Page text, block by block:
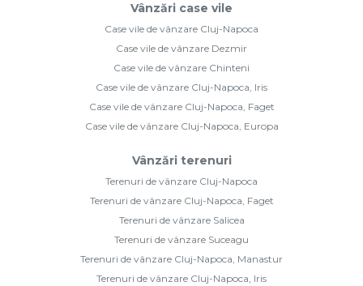
Vânzări case vile
Case vile de vânzare Cluj-Napoca
Case vile de vânzare Dezmir
Case vile de vânzare Chinteni
Case vile de vânzare Cluj-Napoca, Iris
Case vile de vânzare Cluj-Napoca, Faget
Case vile de vânzare Cluj-Napoca, Europa
Vânzări terenuri
Terenuri de vânzare Cluj-Napoca
Terenuri de vânzare Cluj-Napoca, Faget
Terenuri de vânzare Salicea
Terenuri de vânzare Suceagu
Terenuri de vânzare Cluj-Napoca, Manastur
Terenuri de vânzare Cluj-Napoca, Iris